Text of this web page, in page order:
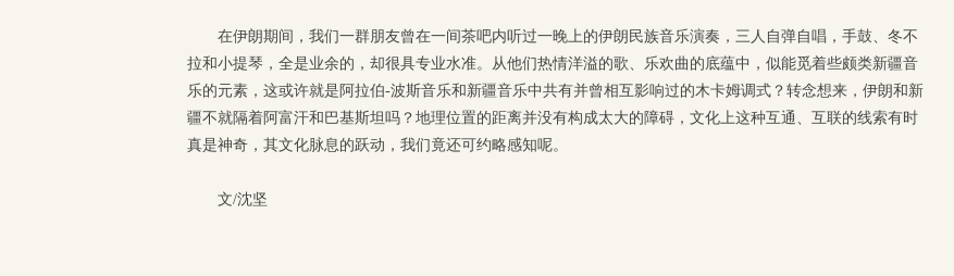
在伊朗期间，我们一群朋友曾在一间茶吧内听过一晚上的伊朗民族音乐演奏，三人自弹自唱，手鼓、冬不
拉和小提琴，全是业余的，却很具专业水准。从他们热情洋溢的歌、乐欢曲的底蕴中，似能觅着些颇类新疆音
乐的元素，这或许就是阿拉伯-波斯音乐和新疆音乐中共有并曾相互影响过的木卡姆调式？转念想来，伊朗和新
疆不就隔着阿富汗和巴基斯坦吗？地理位置的距离并没有构成太大的障碍，文化上这种互通、互联的线索有时
真是神奇，其文化脉息的跃动，我们竟还可约略感知呢。
文/沈坚